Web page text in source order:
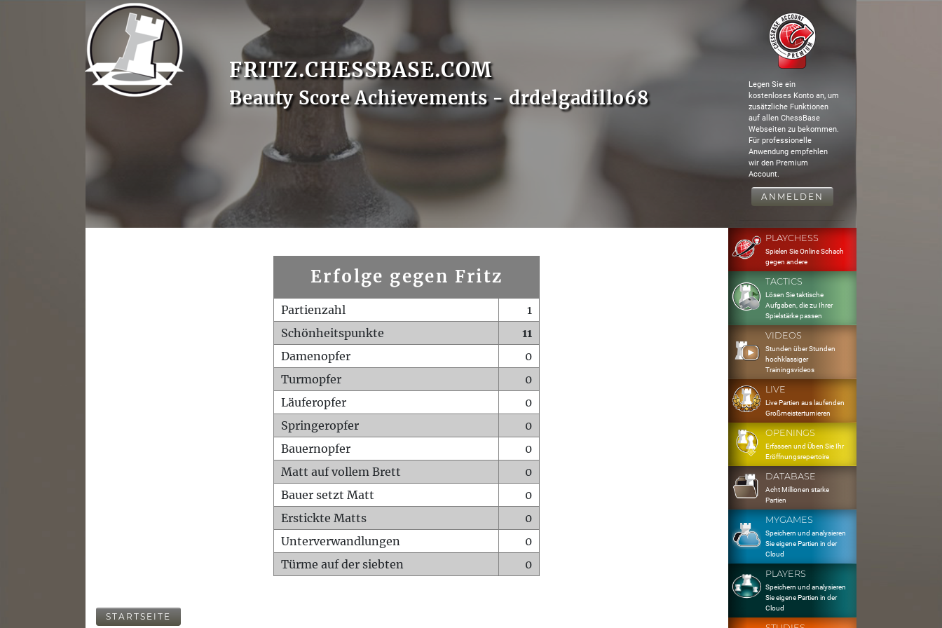
FRITZ.CHESSBASE.COM
Beauty Score Achievements - drdelgadillo68
Legen Sie ein
kostenloses Konto an, um
zusätzliche Funktionen
auf allen ChessBase
Webseiten zu bekommen.
Für professionelle
Anwendung empfehlen
wir den Premium
Account.
ANMELDEN
Erfolge gegen Fritz
Partienzahl
1
Schönheitspunkte
11
Damenopfer
0
Turmopfer
0
Läuferopfer
0
Springeropfer
0
Bauernopfer
0
Matt auf vollem Brett
0
Bauer setzt Matt
0
Erstickte Matts
0
Unterverwandlungen
0
Türme auf der siebten
0
STARTSEITE
PLAYCHESS
Spielen Sie Online Schach
gegen andere
TACTICS
Lösen Sie taktische
Aufgaben, die zu Ihrer
Spielstärke passen
VIDEOS
Stunden über Stunden
hochklassiger
Trainingsvideos
LIVE
Live Partien aus laufenden
Großmeisterturnieren
OPENINGS
Erfassen und Üben Sie Ihr
Eröffnungsrepertoire
DATABASE
Acht Millionen starke
Partien
MYGAMES
Speichern und analysieren
Sie eigene Partien in der
Cloud
PLAYERS
Speichern und analysieren
Sie eigene Partien in der
Cloud